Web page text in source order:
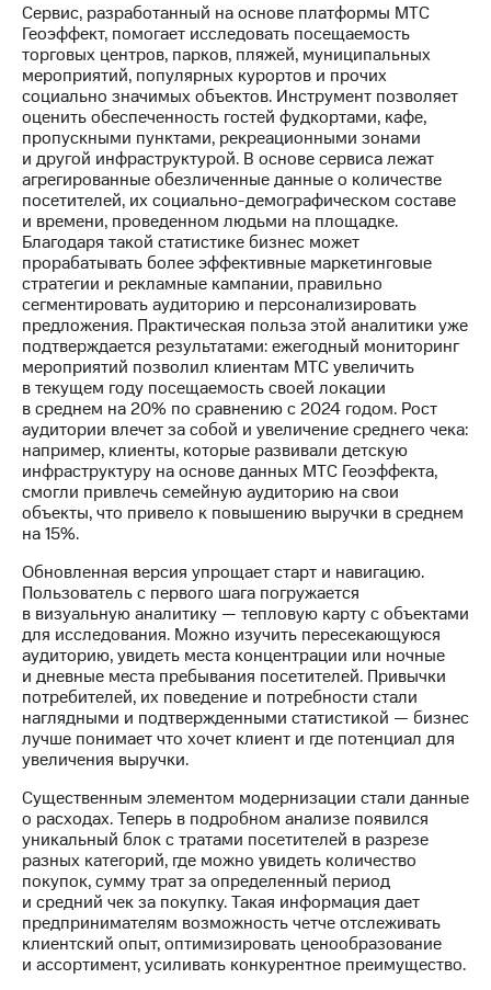
Новости
в
регионе
и акционерам
Корпоративное
управление
Корпоративный
секретарь
Раскрытие
информации
Информация
акционерам
Документы
ПАО
"МТС"
Собрания
акционеров
Личный
кабинет
акционера
Акционерный
капитал
Контроль
аудит
Рынок
акций
Описание
Программа
приобретения
Порядок
выкупа
акций
Рынок
облигаций
Описание
Еврооблигации-2023
Уведомление
о
погашении
именных
Сервис, разработанный на основе платформы МТС
Геоэффект, помогает исследовать посещаемость
торговых центров, парков, пляжей, муниципальных
мероприятий, популярных курортов и прочих
социально значимых объектов. Инструмент позволяет
оценить обеспеченность гостей фудкортами, кафе,
пропускными пунктами, рекреационными зонами
и другой инфраструктурой. В основе сервиса лежат
агрегированные обезличенные данные о количестве
посетителей, их социально-демографическом составе
и времени, проведенном людьми на площадке.
Благодаря такой статистике бизнес может
прорабатывать более эффективные маркетинговые
стратегии и рекламные кампании, правильно
сегментировать аудиторию и персонализировать
предложения. Практическая польза этой аналитики уже
подтверждается результатами: ежегодный мониторинг
мероприятий позволил клиентам МТС увеличить
в текущем году посещаемость своей локации
в среднем на 20% по сравнению с 2024 годом. Рост
аудитории влечет за собой и увеличение среднего чека:
например, клиенты, которые развивали детскую
инфраструктуру на основе данных МТС Геоэффекта,
смогли привлечь семейную аудиторию на свои
объекты, что привело к повышению выручки в среднем
на 15%.
Обновленная версия упрощает старт и навигацию.
Пользователь с первого шага погружается
в визуальную аналитику — тепловую карту с объектами
для исследования. Можно изучить пересекающуюся
аудиторию, увидеть места концентрации или ночные
и дневные места пребывания посетителей. Привычки
потребителей, их поведение и потребности стали
наглядными и подтвержденными статистикой — бизнес
лучше понимает что хочет клиент и где потенциал для
увеличения выручки.
Существенным элементом модернизации стали данные
о расходах. Теперь в подробном анализе появился
уникальный блок с тратами посетителей в разрезе
разных категорий, где можно увидеть количество
покупок, сумму трат за определенный период
и средний чек за покупку. Такая информация дает
предпринимателям возможность четче отслеживать
клиентский опыт, оптимизировать ценообразование
и ассортимент, усиливать конкурентное преимущество.